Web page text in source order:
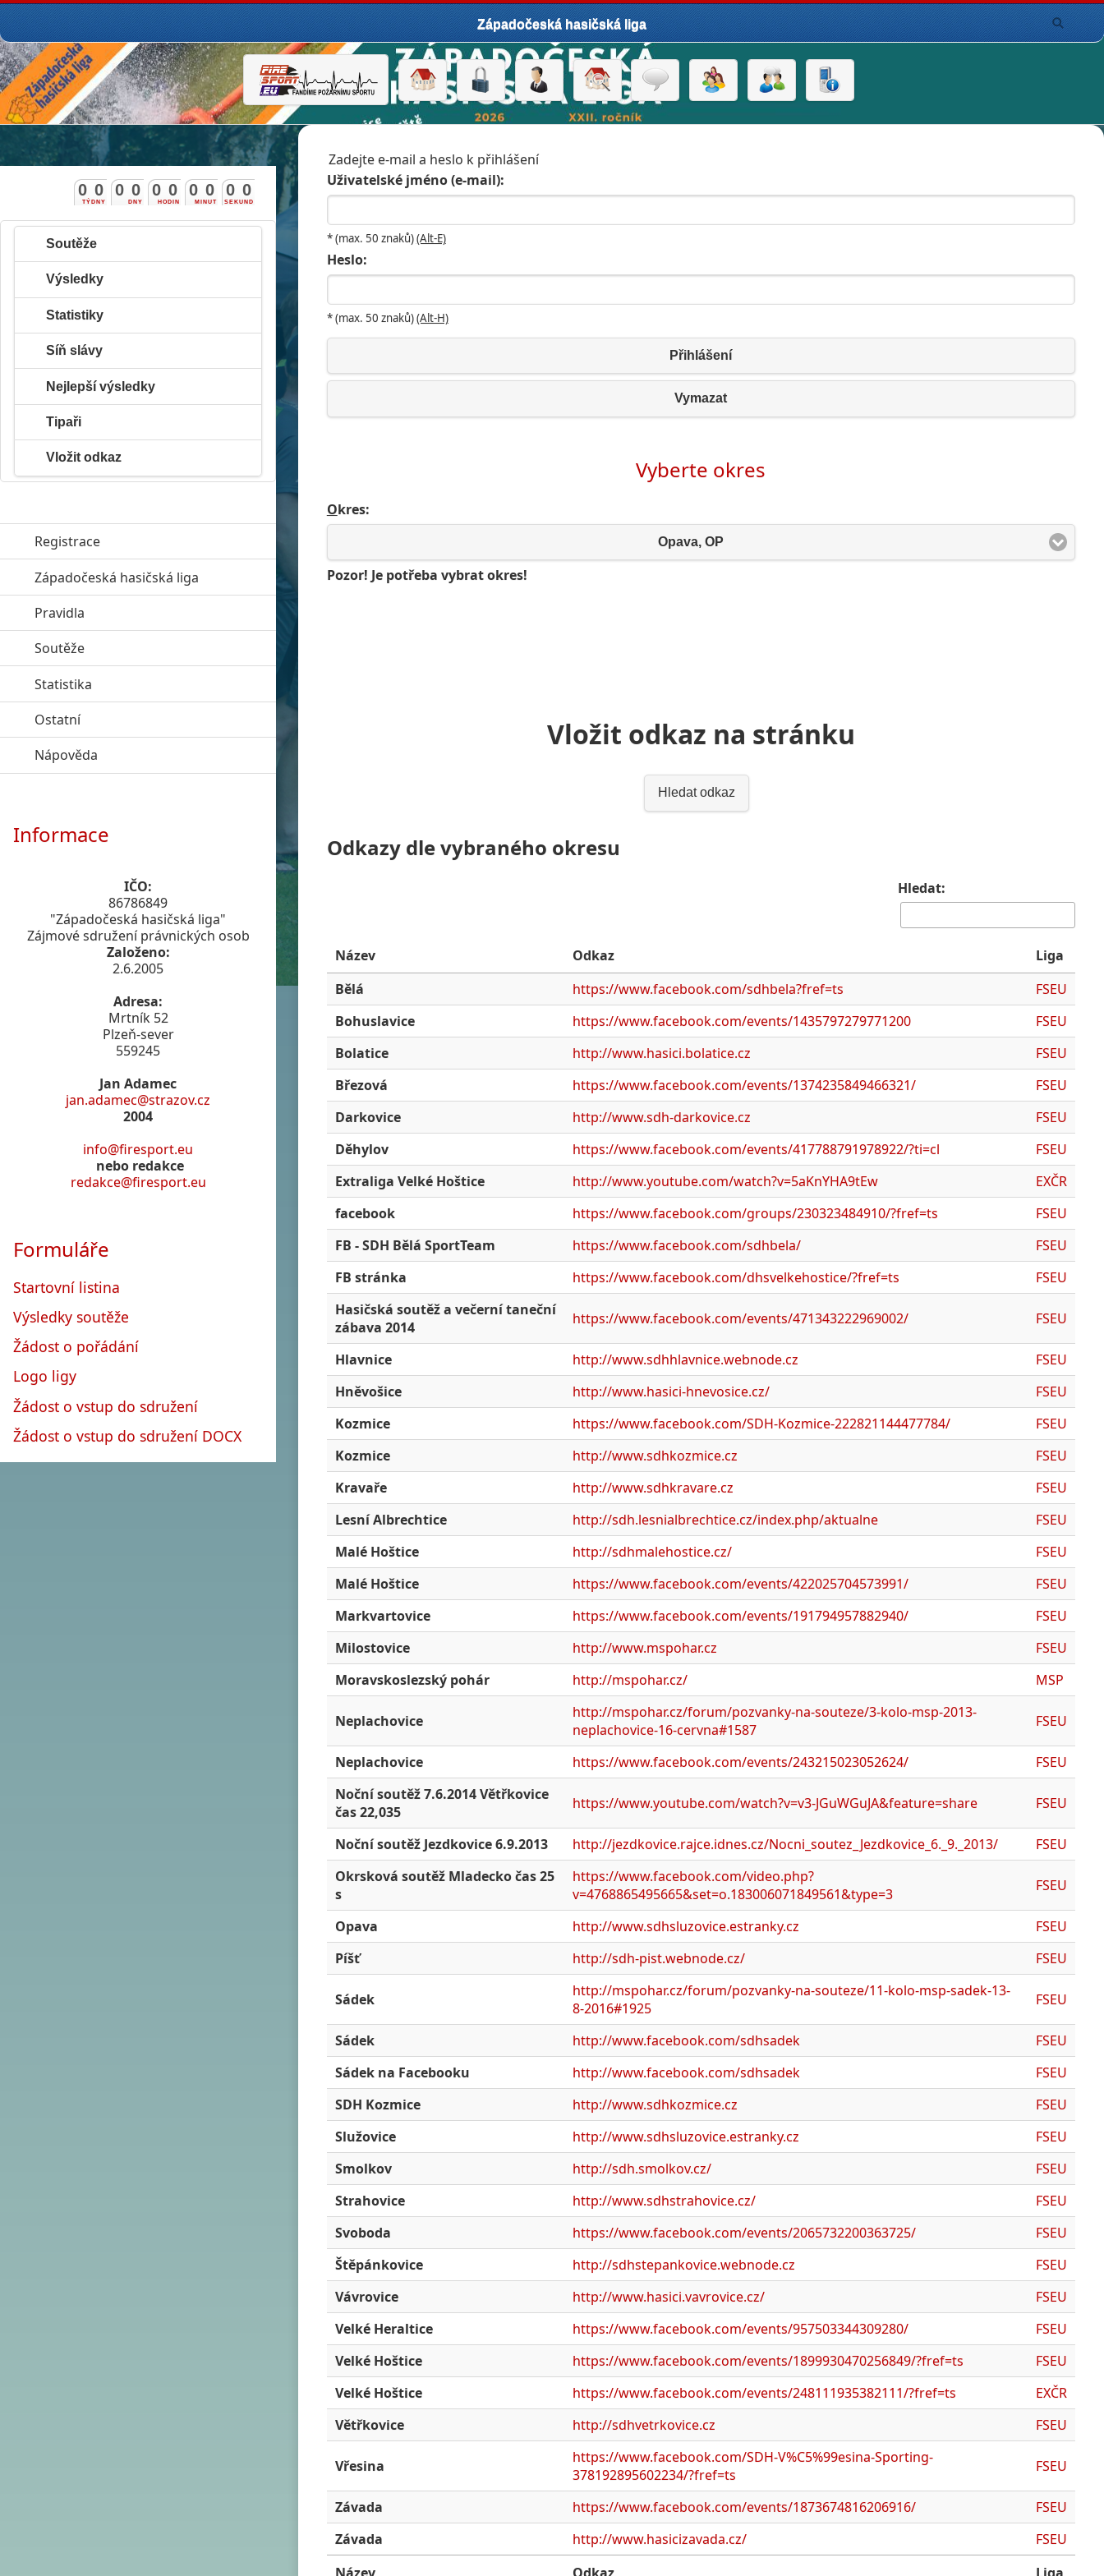
Západočeská hasičská liga
Zadejte e-mail a heslo k přihlášení
Uživatelské jméno (e-mail):
* (max. 50 znaků)(Alt-E)
Heslo:
* (max. 50 znaků)(Alt-H)
Přihlášení
Vymazat
Vyberte okres
Okres:
Opava, OP
Pozor! Je potřeba vybrat okres!
Vložit odkaz na stránku
Hledat odkaz
Odkazy dle vybraného okresu
Hledat:
Název Odkaz
Liga
Bělá
https://www.facebook.com/sdhbela?fref=ts
FSEU
Bohuslavice
https://www.facebook.com/events/1435797279771200
FSEU
Bolatice
http://www.hasici.bolatice.cz
FSEU
Březová
https://www.facebook.com/events/1374235849466321/
FSEU
Darkovice
http://www.sdh-darkovice.cz
FSEU
Děhylov
https://www.facebook.com/events/417788791978922/?ti=cl
FSEU
Extraliga Velké Hoštice
http://www.youtube.com/watch?v=5aKnYHA9tEw
EXČR
facebook
https://www.facebook.com/groups/230323484910/?fref=ts
FSEU
FB - SDH Bělá SportTeam
https://www.facebook.com/sdhbela/
FSEU
FB stránka
https://www.facebook.com/dhsvelkehostice/?fref=ts
FSEU
Hasičská soutěž a večerní taneční
zábava 2014
https://www.facebook.com/events/471343222969002/ FSEU
Hlavnice http://www.sdhhlavnice.webnode.cz
FSEU
Hněvošice
http://www.hasici-hnevosice.cz/
FSEU
Kozmice
https://www.facebook.com/SDH-Kozmice-222821144477784/
FSEU
Kozmice
http://www.sdhkozmice.cz
FSEU
Kravaře
http://www.sdhkravare.cz
FSEU
Lesní Albrechtice
http://sdh.lesnialbrechtice.cz/index.php/aktualne
FSEU
Malé Hoštice
http://sdhmalehostice.cz/
FSEU
Malé Hoštice
https://www.facebook.com/events/422025704573991/
FSEU
Markvartovice
https://www.facebook.com/events/191794957882940/
FSEU
Milostovice
http://www.mspohar.cz
FSEU
Moravskoslezský pohár
http://mspohar.cz/ MSP
Neplachovice
http://mspohar.cz/forum/pozvanky-na-souteze/3-kolo-msp-2013-
neplachovice-16-cervna#1587
FSEU
Neplachovice https://www.facebook.com/events/243215023052624/
FSEU
Noční soutěž 7.6.2014 Větřkovice
čas 22,035
https://www.youtube.com/watch?v=v3-JGuWGuJA&feature=share FSEU
Noční soutěž Jezdkovice 6.9.2013 http://jezdkovice.rajce.idnes.cz/Nocni_soutez_Jezdkovice_6._9._2013/
FSEU
Okrsková soutěž Mladecko čas 25
s
https://www.facebook.com/video.php?
v=4768865495665&set=o.183006071849561&type=3
FSEU
Opava http://www.sdhsluzovice.estranky.cz
FSEU
Píšť
http://sdh-pist.webnode.cz/ FSEU
Sádek
http://mspohar.cz/forum/pozvanky-na-souteze/11-kolo-msp-sadek-13-
8-2016#1925
FSEU
Sádek http://www.facebook.com/sdhsadek
FSEU
Sádek na Facebooku
http://www.facebook.com/sdhsadek
FSEU
SDH Kozmice
http://www.sdhkozmice.cz
FSEU
Služovice
http://www.sdhsluzovice.estranky.cz
FSEU
Smolkov
http://sdh.smolkov.cz/
FSEU
Strahovice
http://www.sdhstrahovice.cz/
FSEU
Svoboda
https://www.facebook.com/events/2065732200363725/
FSEU
Štěpánkovice
http://sdhstepankovice.webnode.cz
FSEU
Vávrovice
http://www.hasici.vavrovice.cz/
FSEU
Velké Heraltice
https://www.facebook.com/events/957503344309280/
FSEU
Velké Hoštice
https://www.facebook.com/events/1899930470256849/?fref=ts
FSEU
Velké Hoštice
https://www.facebook.com/events/248111935382111/?fref=ts
EXČR
Větřkovice
http://sdhvetrkovice.cz FSEU
Vřesina
https://www.facebook.com/SDH-V%C5%99esina-Sporting-
378192895602234/?fref=ts
FSEU
Závada https://www.facebook.com/events/1873674816206916/
FSEU
Závada
http://www.hasicizavada.cz/
FSEU
TÝDNY
0 0
DNY
0 0
HODIN
0 0
MINUT
0 0
SEKUND
0 0
Soutěže
Výsledky
Statistiky
Síň slávy
Nejlepší výsledky
Tipaři
Vložit odkaz
Registrace
Západočeská hasičská liga click to expand contents
Pravidla
Soutěže
Statistika
Ostatníclick to expand contents
Nápověda
Informace
IČO:
86786849
"Západočeská hasičská liga"
Zájmové sdružení právnických osob
Založeno:
2.6.2005
Adresa:
Mrtník 52
Plzeň-sever
559245
Jan Adamec
jan.adamec@strazov.cz
2004
info@firesport.eu
nebo redakce
redakce@firesport.eu
Formuláře
Startovní listina
Výsledky soutěže
Žádost o pořádání
Logo ligy
Žádost o vstup do sdružení
Žádost o vstup do sdružení DOCX